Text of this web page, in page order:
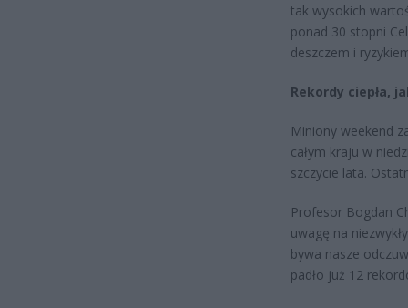
tak wysokich
ponad 30 stopni
deszczem i
Rekordy ciepła,
Miniony weekend
całym kraju w
szczycie lata.
Profesor Bogdan
uwagę na
bywa nasze
padło już 12